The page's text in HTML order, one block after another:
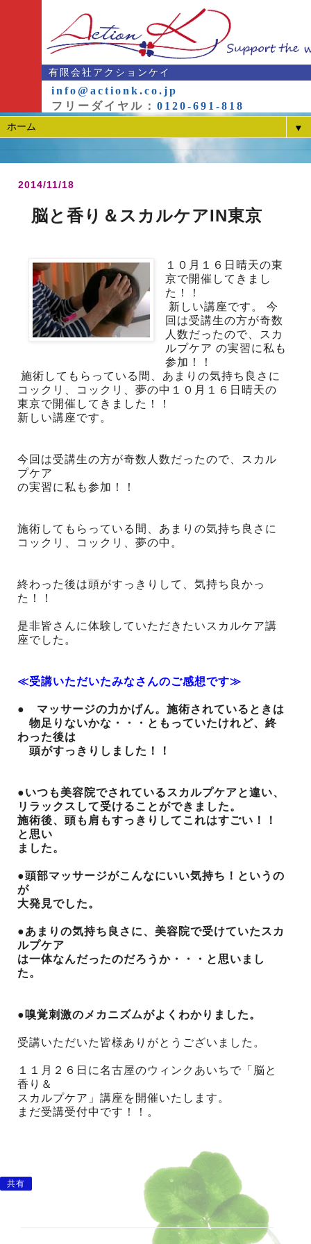
有限会社アクションケイ
info@actionk.co.jp
フリーダイヤル： 0120-691-818
▼
2014/11/18
脳と香り＆スカルケアIN東京
１０月１６日晴天の東
京で開催してきまし
た！！
新しい講座です。 今
回は受講生の方が奇数
人数だったので、スカ
ルプケア の実習に私も
参加！！
施術してもらっている間、あまりの気持ち良さに
コックリ、コックリ、夢の中１０月１６日晴天の
東京で開催してきました！！
新しい講座です。
今回は受講生の方が奇数人数だったので、スカル
プケア
の実習に私も参加！！
施術してもらっている間、あまりの気持ち良さに
コックリ、コックリ、夢の中。
終わった後は頭がすっきりして、気持ち良かっ
た！！
是非皆さんに体験していただきたいスカルケア講
座でした。
≪受講いただいたみなさんのご感想です≫
●
マッサージの力かげん。施術されているときは
物足りないかな・・・ともっていたけれど、終
わった後は
頭がすっきりしました！！
●いつも美容院でされているスカルプケアと違い、
リラックスして受けることができました。
施術後、頭も肩もすっきりしてこれはすごい！！
と思い
ました。
●頭部マッサージがこんなにいい気持ち！というの
が
大発見でした。
●あまりの気持ち良さに、美容院で受けていたスカ
ルプケア
は一体なんだったのだろうか・・・と思いまし
た。
●嗅覚刺激のメカニズムがよくわかりました。
受講いただいた皆様ありがとうございました。
１１月２６日に名古屋のウィンクあいちで「脳と
香り＆
スカルプケア」講座を開催いたします。
まだ受講受付中です！！。
共有